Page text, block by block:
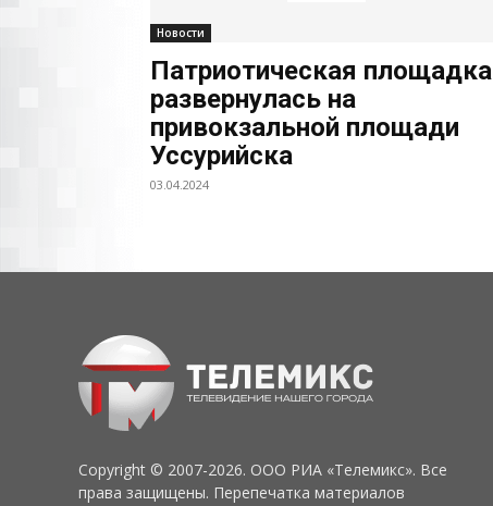
Новости
Патриотическая площадка
развернулась на
привокзальной площади
Уссурийска
03.04.2024
Copyright © 2007-2026. ООО РИА «Телемикс». Все
права защищены. Перепечатка материалов